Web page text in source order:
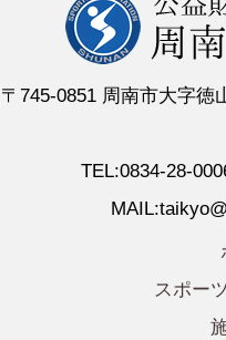
〒745-0851 周南市大字徳
TEL:0834-28-
スポー